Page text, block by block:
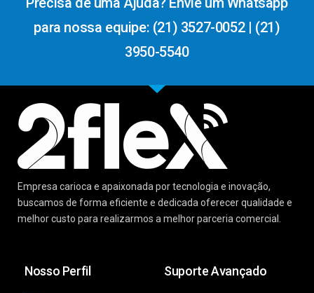
para nossa equipe: (21) 3527-0052 | (21)
3950-5540
Empresa carioca e apaixonada por tecnologia e inovação,
buscamos de forma eficiente e dedicada oferecer qualidade e
melhor custo para realizarmos a melhor parceria comercial.
Nosso Perfil Suporte Avançado